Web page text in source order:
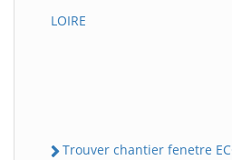
LOIRE
Trouver chantier fenetre